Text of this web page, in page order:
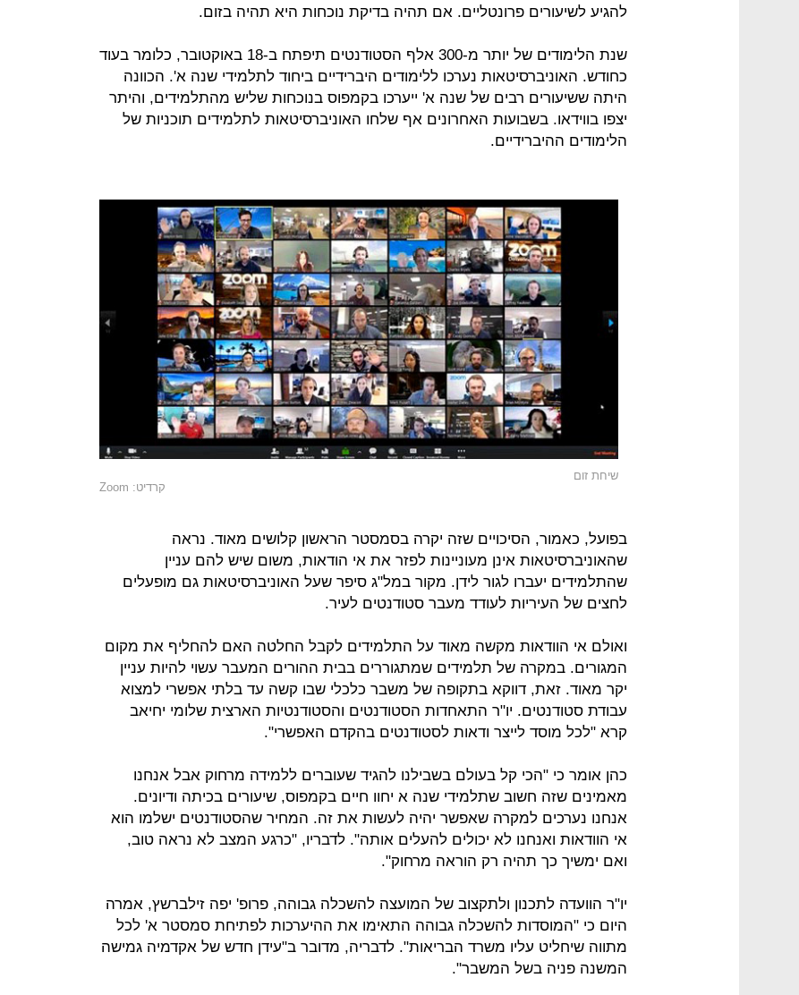
להגיע לשיעורים פרונטליים. אם תהיה בדיקת נוכחות היא תהיה בזום.
שנת הלימודים של יותר מ-300 אלף הסטודנטים תיפתח ב-18 באוקטובר, כלומר בעוד
כחודש. האוניברסיטאות נערכו ללימודים היברידיים ביחוד לתלמידי שנה א'. הכוונה
היתה ששיעורים רבים של שנה א' ייערכו בקמפוס בנוכחות שליש מהתלמידים, והיתר
יצפו בווידאו. בשבועות האחרונים אף שלחו האוניברסיטאות לתלמידים תוכניות של
הלימודים ההיברידיים.
שיחת זום
קרדיט: Zoom
בפועל, כאמור, הסיכויים שזה יקרה בסמסטר הראשון קלושים מאוד. נראה
שהאוניברסיטאות אינן מעוניינות לפזר את אי הודאות, משום שיש להם עניין
שהתלמידים יעברו לגור לידן. מקור במל"ג סיפר שעל האוניברסיטאות גם מופעלים
לחצים של העיריות לעודד מעבר סטודנטים לעיר.
ואולם אי הוודאות מקשה מאוד על התלמידים לקבל החלטה האם להחליף את מקום
המגורים. במקרה של תלמידים שמתגוררים בבית ההורים המעבר עשוי להיות עניין
יקר מאוד. זאת, דווקא בתקופה של משבר כלכלי שבו קשה עד בלתי אפשרי למצוא
עבודת סטודנטים. יו"ר התאחדות הסטודנטים והסטודנטיות הארצית שלומי יחיאב
קרא "לכל מוסד לייצר ודאות לסטודנטים בהקדם האפשרי".
כהן אומר כי "הכי קל בעולם בשבילנו להגיד שעוברים ללמידה מרחוק אבל אנחנו
מאמינים שזה חשוב שתלמידי שנה א יחוו חיים בקמפוס, שיעורים בכיתה ודיונים.
אנחנו נערכים למקרה שאפשר יהיה לעשות את זה. המחיר שהסטודנטים ישלמו הוא
אי הוודאות ואנחנו לא יכולים להעלים אותה". לדבריו, "כרגע המצב לא נראה טוב,
ואם ימשיך כך תהיה רק הוראה מרחוק".
יו"ר הוועדה לתכנון ולתקצוב של המועצה להשכלה גבוהה, פרופ' יפה זילברשץ, אמרה
היום כי "המוסדות להשכלה גבוהה התאימו את ההיערכות לפתיחת סמסטר א' לכל
מתווה שיחליט עליו משרד הבריאות". לדבריה, מדובר ב"עידן חדש של אקדמיה גמישה
המשנה פניה בשל המשבר".